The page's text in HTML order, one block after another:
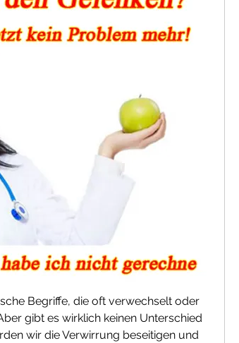
Begriffe, die oft verwechselt oder
gibt es wirklich keinen Unterschied
wir die Verwirrung beseitigen und